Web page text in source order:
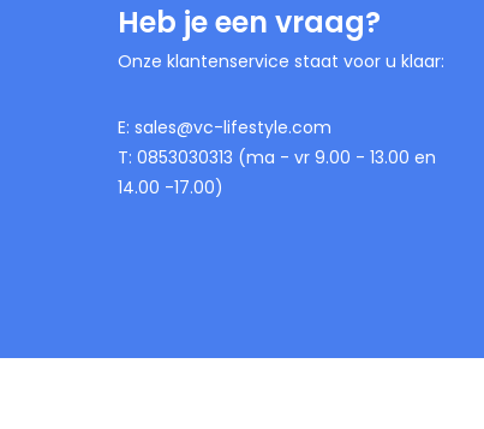
Heb je een vraag?
Onze klantenservice staat voor u klaar:
E: sales@vc-lifestyle.com
T: 0853030313 (ma - vr 9.00 - 13.00 en
14.00 -17.00)